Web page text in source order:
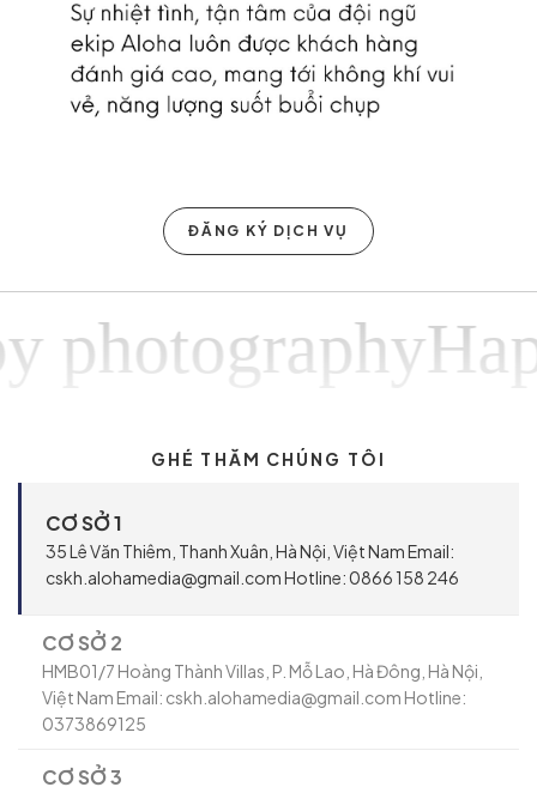
ĐĂNG KÝ DỊCH VỤ
GHÉ THĂM CHÚNG TÔI
CƠ SỞ 1
35 Lê Văn Thiêm, Thanh Xuân, Hà Nội, Việt Nam Email:
cskh.alohamedia@gmail.com Hotline: 0866 158 246
CƠ SỞ 2
HMB01/7 Hoàng Thành Villas, P. Mỗ Lao, Hà Đông, Hà Nội,
Việt Nam Email: cskh.alohamedia@gmail.com Hotline:
0373869125
CƠ SỞ 3